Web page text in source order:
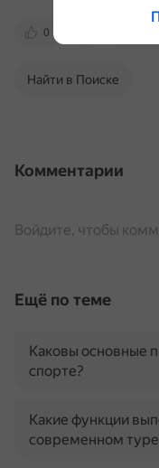
0
Найти в Поиске
Комментарии
Войдите, чтобы
Ещё по теме
Каковы основные
спорте?
Какие функции
современном